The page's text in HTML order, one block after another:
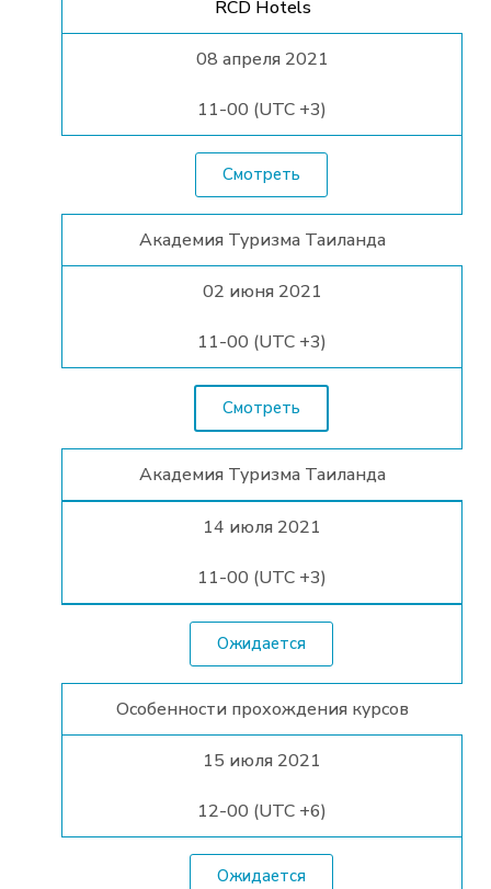
RCD Hotels
08 апреля 2021
11-00 (UTC +3)
Смотреть
Академия Туризма Таиланда
02 июня 2021
11-00 (UTC +3)
Смотреть
Академия Туризма Таиланда
14 июля 2021
11-00 (UTC +3)
Ожидается
Особенности прохождения курсов
15 июля 2021
12-00 (UTC +6)
Ожидается